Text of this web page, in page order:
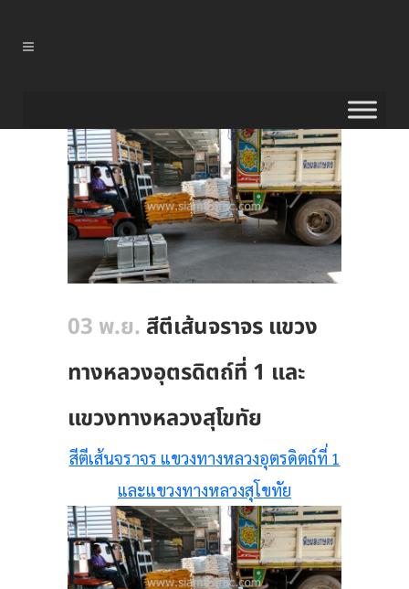
03 พ.ย. สีตีเส้นจราจร แขวง
ทางหลวงอุตรดิตถ์ที่ 1 และ
แขวงทางหลวงสุโขทัย
สีตีเส้นจราจร แขวงทางหลวงอุตรดิตถ์ที่ 1
และแขวงทางหลวงสุโขทัย